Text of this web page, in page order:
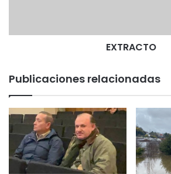
EXTRACTO
Publicaciones relacionadas